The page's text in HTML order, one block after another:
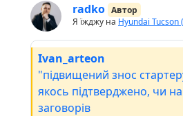
radko Автор
Я їжджу на Hyundai Tucson
Ivan_arteon
"підвищений знос
якось підтверджено, чи на
заговорів